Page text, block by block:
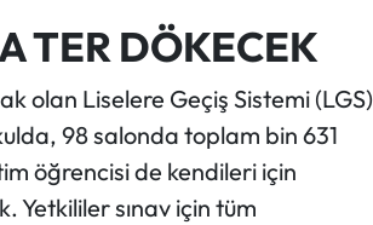
TER DÖKECEK
olan Liselere Geçiş Sistemi (LGS)
98 salonda toplam bin 631
öğrencisi de kendileri için
Yetkililer sınav için tüm